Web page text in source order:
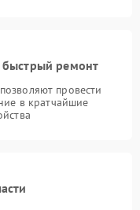
быстрый ремонт
провести
в кратчайшие